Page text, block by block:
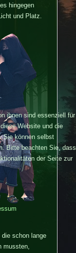
hingegen
und Platz.
schon lange
mussten,
ihnen sind essenziell für
Website und die
Sie können selbst
Bitte beachten Sie, dass
der Seite zur